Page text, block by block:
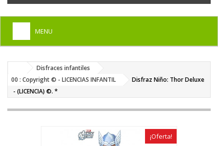
MENU
+
+
DISFRACES INFANTILES
+
COMPLEMENTOS
Disfraces infantiles
00 : Copyright © - LICENCIAS INFANTIL
Disfraz Niño: Thor Deluxe
- (LICENCIA) ©. *
¡Oferta!